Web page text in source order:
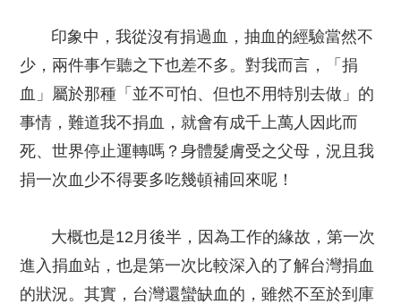
印象中，我從沒有捐過血，抽血的經驗當然不
少，兩件事乍聽之下也差不多。對我而言，「捐
血」屬於那種「並不可怕、但也不用特別去做」的
事情，難道我不捐血，就會有成千上萬人因此而
死、世界停止運轉嗎？身體髮膚受之父母，況且我
捐一次血少不得要多吃幾頓補回來呢！
大概也是12月後半，因為工作的緣故，第一次
進入捐血站，也是第一次比較深入的了解台灣捐血
的狀況。其實，台灣還蠻缺血的，雖然不至於到庫